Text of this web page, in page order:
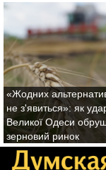
«Жодних
не з'явиться»: як
Великої Одеси
зерновий ринок